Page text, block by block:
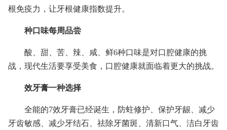
根免疫力，让牙根健康指数提升。
种口味每周品尝
酸、甜、苦、辣、咸、鲜6种口味是对口腔健康的挑
战，现代生活要享受美食，口腔健康就面临着更大的挑战。
效牙膏一种选择
全能的7效牙膏已经诞生，防蛀修护、保护牙龈、减少
牙齿敏感、减少牙结石、祛除牙菌斑、清新口气、洁白牙齿